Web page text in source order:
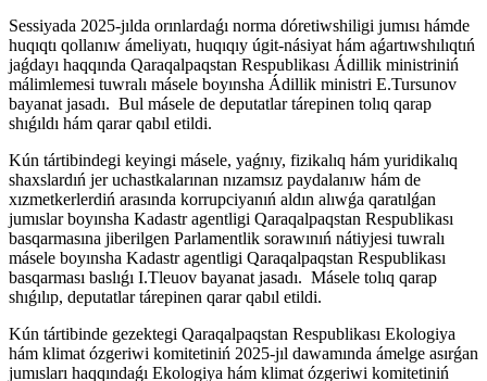
Sessiyada 2025-jılda orınlardaǵı norma dóretiwshiligi jumısı hámde
huqıqtı qollanıw ámeliyatı, huqıqıy úgit-násiyat hám aǵartıwshılıqtıń
jaǵdayı haqqında Qaraqalpaqstan Respublikası Ádillik ministriniń
málimlemesi tuwralı másele boyınsha Ádillik ministri E.Tursunov
bayanat jasadı. Bul másele de deputatlar tárepinen tolıq qarap
shıǵıldı hám qarar qabıl etildi.
Kún tártibindegi keyingi másele, yaǵnıy, fizikalıq hám yuridikalıq
shaxslardıń jer uchastkalarınan nızamsız paydalanıw hám de
xızmetkerlerdiń arasında korrupciyanıń aldın alıwǵa qaratılǵan
jumıslar boyınsha Kadastr agentligi Qaraqalpaqstan Respublikası
basqarmasına jiberilgen Parlamentlik sorawınıń nátiyjesi tuwralı
másele boyınsha Kadastr agentligi Qaraqalpaqstan Respublikası
basqarması baslıǵı I.Tleuov bayanat jasadı. Másele tolıq qarap
shıǵılıp, deputatlar tárepinen qarar qabıl etildi.
Kún tártibinde gezektegi Qaraqalpaqstan Respublikası Ekologiya
hám klimat ózgeriwi komitetiniń 2025-jıl dawamında ámelge asırǵan
jumısları haqqındaǵı Ekologiya hám klimat ózgeriwi komitetiniń